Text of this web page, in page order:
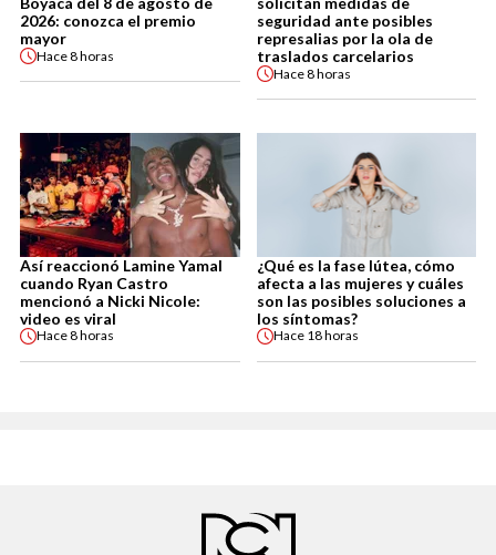
2026: conozca el premio
mayor
Hace8 horas
seguridad ante posibles
represalias por la ola de
traslados carcelarios
Hace8 horas
Así reaccionó Lamine Yamal
cuando Ryan Castro
mencionó a Nicki Nicole:
video es viral
Hace8 horas
¿Qué es la fase lútea, cómo
afecta a las mujeres y cuáles
son las posibles soluciones a
los síntomas?
Hace 18 horas